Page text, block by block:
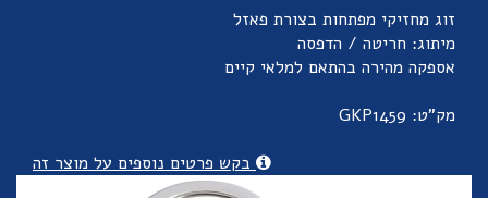
זוג מחזיקי מפתחות בצורת פאזל
מיתוג: חריטה / הדפסה
אספקה מהירה בהתאם למלאי קיים
מק"ט: GKP1459
בקש פרטים נוספים על מוצר זה